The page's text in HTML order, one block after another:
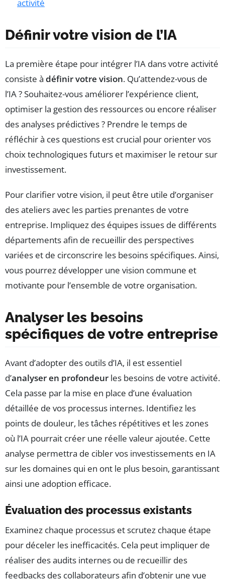
activité
Définir votre vision de l’IA
La première étape pour intégrer l’IA dans votre activité
consiste à définir votre vision. Qu’attendez-vous de
l’IA ? Souhaitez-vous améliorer l’expérience client,
optimiser la gestion des ressources ou encore réaliser
des analyses prédictives ? Prendre le temps de
réfléchir à ces questions est crucial pour orienter vos
choix technologiques futurs et maximiser le retour sur
investissement.
Pour clarifier votre vision, il peut être utile d’organiser
des ateliers avec les parties prenantes de votre
entreprise. Impliquez des équipes issues de différents
départements afin de recueillir des perspectives
variées et de circonscrire les besoins spécifiques. Ainsi,
vous pourrez développer une vision commune et
motivante pour l’ensemble de votre organisation.
Analyser les besoins
spécifiques de votre entreprise
Avant d’adopter des outils d’IA, il est essentiel
d’analyser en profondeur les besoins de votre activité.
Cela passe par la mise en place d’une évaluation
détaillée de vos processus internes. Identifiez les
points de douleur, les tâches répétitives et les zones
où l’IA pourrait créer une réelle valeur ajoutée. Cette
analyse permettra de cibler vos investissements en IA
sur les domaines qui en ont le plus besoin, garantissant
ainsi une adoption efficace.
Évaluation des processus existants
Examinez chaque processus et scrutez chaque étape
pour déceler les inefficacités. Cela peut impliquer de
réaliser des audits internes ou de recueillir des
feedbacks des collaborateurs afin d’obtenir une vue